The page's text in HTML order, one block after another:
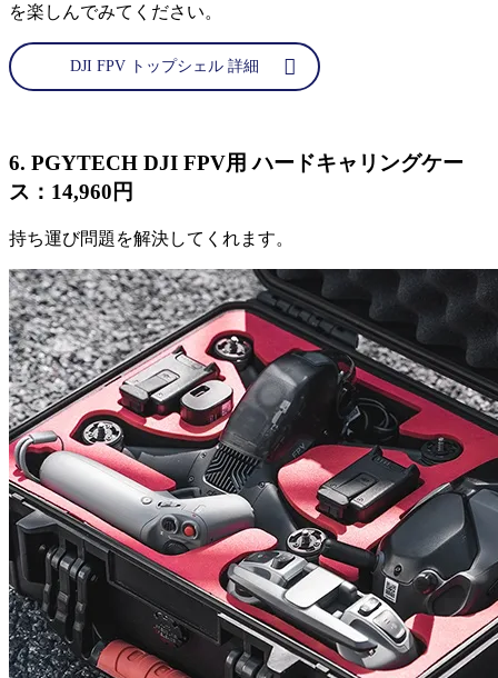
を楽しんでみてください。
DJI FPV トップシェル 詳細
6. PGYTECH DJI FPV用 ハードキャリングケー
ス：14,960円
持ち運び問題を解決してくれます。